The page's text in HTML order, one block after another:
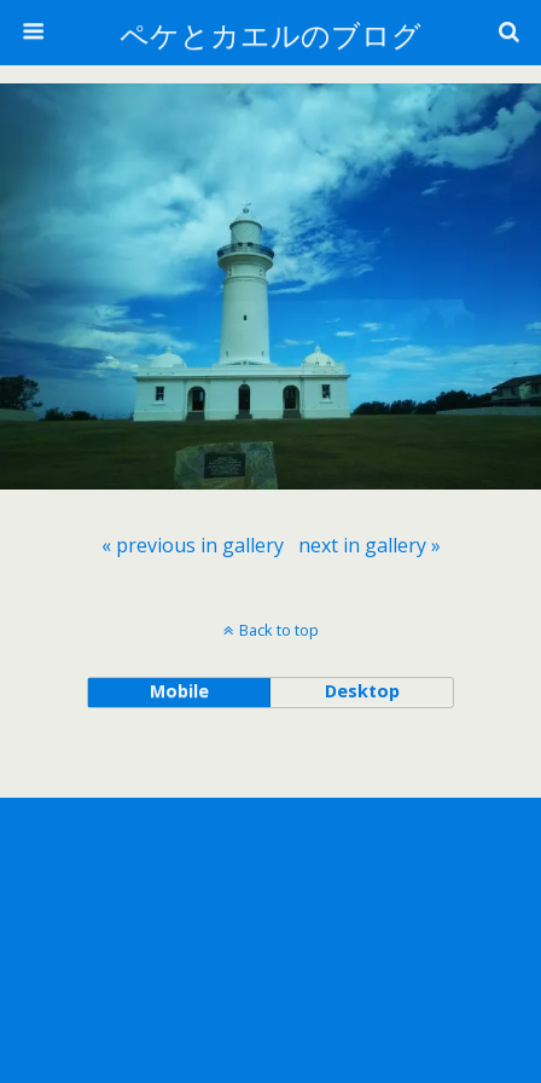
ペケとカエルのブログ
« previous in gallery next in gallery »
Back to top
Mobile Desktop